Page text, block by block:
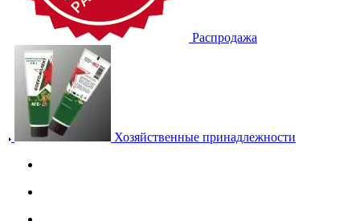
Распродажа
Хозяйственные принадлежности